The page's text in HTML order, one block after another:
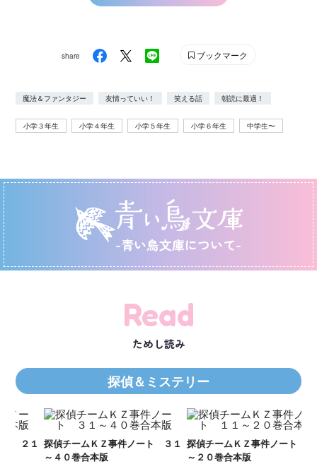
share ブックマーク
魔法＆ファンタジー 友情っていい！ 笑える話 朝読に最適！
小学３年生 小学４年生 小学５年生 小学６年生 中学生〜
-青い鳥文庫について-
Read
ためし読み
探偵＆ミステリー
探偵チームＫＺ事件ノート ３１
～４０巻合本版
探偵チームＫＺ事件ノート １１
～２０巻合本版